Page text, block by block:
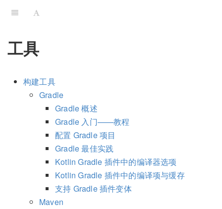
工具
构建工具
Gradle
Gradle 概述
Gradle 入门——教程
配置 Gradle 项目
Gradle 最佳实践
Kotlin Gradle 插件中的编译器选项
Kotlin Gradle 插件中的编译项与缓存
支持 Gradle 插件变体
Maven